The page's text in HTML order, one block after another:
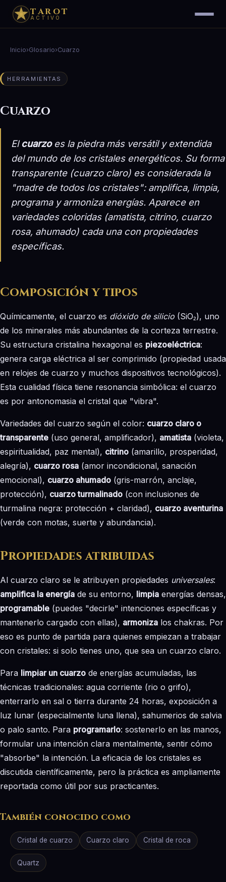
TAROT
ACTIVO
Inicio›Glosario›Cuarzo
HERRAMIENTAS
Cuarzo
Elcuarzoes la piedra más versátil y extendida
del mundo de los cristales energéticos. Su forma
transparente (cuarzo claro) es considerada la
"madre de todos los cristales": amplifica, limpia,
programa y armoniza energías. Aparece en
variedades coloridas (amatista, citrino, cuarzo
rosa, ahumado) cada una con propiedades
específicas.
Composición y tipos
Químicamente, el cuarzo es dióxido de silicio (SiO₂), uno
de los minerales más abundantes de la corteza terrestre.
Su estructura cristalina hexagonal es piezoeléctrica:
genera carga eléctrica al ser comprimido (propiedad usada
en relojes de cuarzo y muchos dispositivos tecnológicos).
Esta cualidad física tiene resonancia simbólica: el cuarzo
es por antonomasia el cristal que "vibra".
Variedades del cuarzo según el color: cuarzo claro o
transparente (uso general, amplificador), amatista (violeta,
espiritualidad, paz mental), citrino (amarillo, prosperidad,
alegría), cuarzo rosa (amor incondicional, sanación
emocional), cuarzo ahumado (gris-marrón, anclaje,
protección), cuarzo turmalinado (con inclusiones de
turmalina negra: protección + claridad), cuarzo aventurina
(verde con motas, suerte y abundancia).
Propiedades atribuidas
Al cuarzo claro se le atribuyen propiedades universales:
amplifica la energía de su entorno, limpia energías densas,
programable (puedes "decirle" intenciones específicas y
mantenerlo cargado con ellas), armoniza los chakras. Por
eso es punto de partida para quienes empiezan a trabajar
con cristales: si solo tienes uno, que sea un cuarzo claro.
Para limpiar un cuarzo de energías acumuladas, las
técnicas tradicionales: agua corriente (rio o grifo),
enterrarlo en sal o tierra durante 24 horas, exposición a
luz lunar (especialmente luna llena), sahumerios de salvia
o palo santo. Para programarlo: sostenerlo en las manos,
formular una intención clara mentalmente, sentir cómo
"absorbe" la intención. La eficacia de los cristales es
discutida científicamente, pero la práctica es ampliamente
reportada como útil por sus practicantes.
También conocido como
Cristal de cuarzo Cuarzo claro Cristal de roca
Quartz